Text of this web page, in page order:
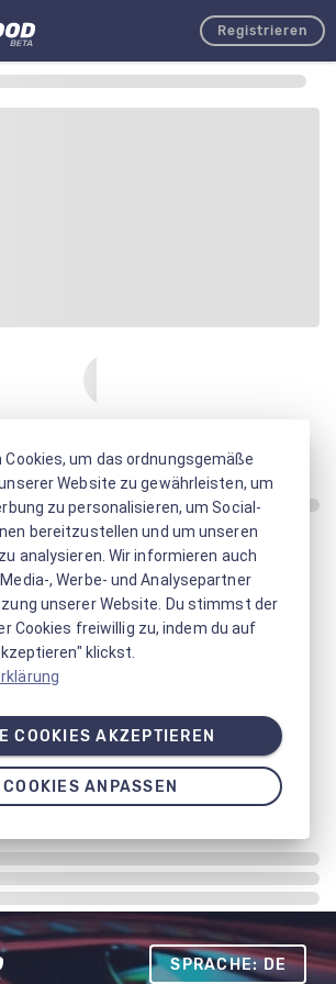
Registrieren
SPRACHE: DE
Cookies, um das ordnungsgemäße
Website zu gewährleisten, um
zu personalisieren, um Social-
bereitzustellen und um unseren
analysieren. Wir informieren auch
, Werbe- und Analysepartner
unserer Website. Du stimmst der
Cookies freiwillig zu, indem du auf
klickst.
COOKIES AKZEPTIEREN
COOKIES ANPASSEN